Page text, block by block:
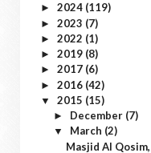
► 2024 (119)
► 2023 (7)
► 2022 (1)
► 2019 (8)
► 2017 (6)
► 2016 (42)
▼ 2015 (15)
► December (7)
▼ March (2)
Masjid Al